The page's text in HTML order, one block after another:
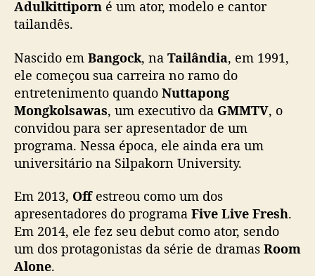
a
c
ê
a
s
s
i
s
t
c
o
m
O
Adulkittiporn é um ator, modelo e cantor
tailandês.
Nascido em Bangock, na Tailândia, em 1991,
ele começou sua carreira no ramo do
entretenimento quando Nuttapong
Mongkolsawas, um executivo da GMMTV, o
convidou para ser apresentador de um
programa. Nessa época, ele ainda era um
universitário na Silpakorn University.
Em 2013, Off estreou como um dos
apresentadores do programa Five Live Fresh.
Em 2014, ele fez seu debut como ator, sendo
um dos protagonistas da série de dramas Room
Alone.